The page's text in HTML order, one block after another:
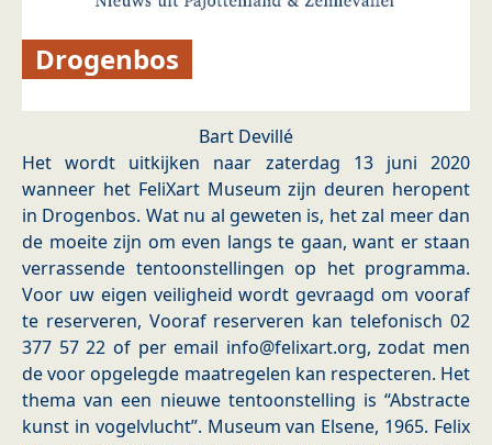
Drogenbos
Bart Devillé
Het wordt uitkijken naar zaterdag 13 juni 2020
wanneer het FeliXart Museum zijn deuren heropent
in Drogenbos. Wat nu al geweten is, het zal meer dan
de moeite zijn om even langs te gaan, want er staan
verrassende tentoonstellingen op het programma.
Voor uw eigen veiligheid wordt gevraagd om vooraf
te reserveren, Vooraf reserveren kan telefonisch 02
377 57 22 of per email info@felixart.org, zodat men
de voor opgelegde maatregelen kan respecteren. Het
thema van een nieuwe tentoonstelling is “Abstracte
kunst in vogelvlucht”. Museum van Elsene, 1965. Felix